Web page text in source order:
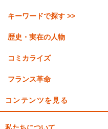
キーワードで探す >>
歴史・実在の人物
コミカライズ
フランス革命
コンテンツを見る